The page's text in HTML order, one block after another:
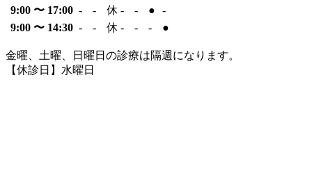
9:00 〜 17:00 - - 休 - - ●
-
9:00 〜 14:30 - - 休 - - - ●
金曜、土曜、日曜日の診療は隔週になります。
【休診日】水曜日